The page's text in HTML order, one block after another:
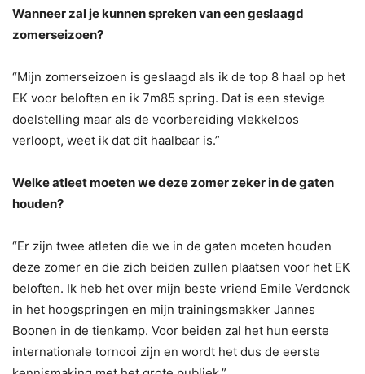
Wanneer zal je kunnen spreken van een geslaagd
zomerseizoen?
“Mijn zomerseizoen is geslaagd als ik de top 8 haal op het
EK voor beloften en ik 7m85 spring. Dat is een stevige
doelstelling maar als de voorbereiding vlekkeloos
verloopt, weet ik dat dit haalbaar is.”
Welke atleet moeten we deze zomer zeker in de gaten
houden?
“Er zijn twee atleten die we in de gaten moeten houden
deze zomer en die zich beiden zullen plaatsen voor het EK
beloften. Ik heb het over mijn beste vriend Emile Verdonck
in het hoogspringen en mijn trainingsmakker Jannes
Boonen in de tienkamp. Voor beiden zal het hun eerste
internationale tornooi zijn en wordt het dus de eerste